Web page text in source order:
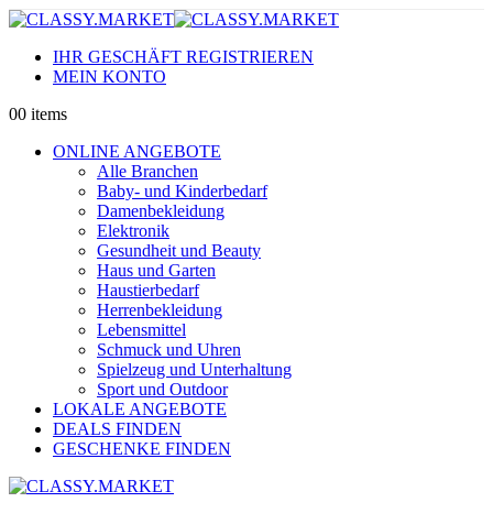
IHR GESCHÄFT REGISTRIEREN
MEIN KONTO
00 items
ONLINE ANGEBOTE
Alle Branchen
Baby- und Kinderbedarf
Damenbekleidung
Elektronik
Gesundheit und Beauty
Haus und Garten
Haustierbedarf
Herrenbekleidung
Lebensmittel
Schmuck und Uhren
Spielzeug und Unterhaltung
Sport und Outdoor
LOKALE ANGEBOTE
DEALS FINDEN
GESCHENKE FINDEN